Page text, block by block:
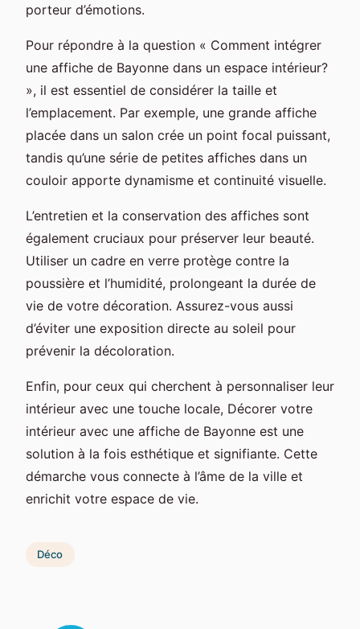
porteur d’émotions.
Pour répondre à la question « Comment intégrer
une affiche de Bayonne dans un espace intérieur?
», il est essentiel de considérer la taille et
l’emplacement. Par exemple, une grande affiche
placée dans un salon crée un point focal puissant,
tandis qu’une série de petites affiches dans un
couloir apporte dynamisme et continuité visuelle.
L’entretien et la conservation des affiches sont
également cruciaux pour préserver leur beauté.
Utiliser un cadre en verre protège contre la
poussière et l’humidité, prolongeant la durée de
vie de votre décoration. Assurez-vous aussi
d’éviter une exposition directe au soleil pour
prévenir la décoloration.
Enfin, pour ceux qui cherchent à personnaliser leur
intérieur avec une touche locale, Décorer votre
intérieur avec une affiche de Bayonne est une
solution à la fois esthétique et signifiante. Cette
démarche vous connecte à l’âme de la ville et
enrichit votre espace de vie.
Déco